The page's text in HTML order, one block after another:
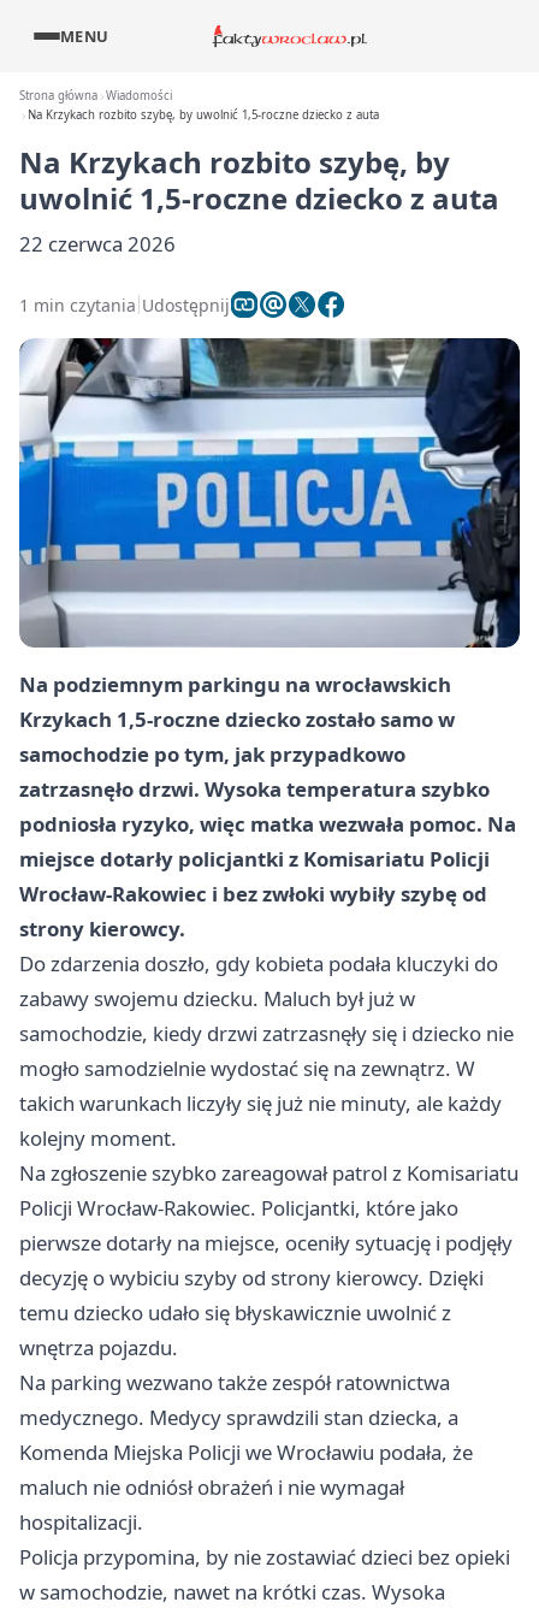
MENU
Strona główna Wiadomości
Na Krzykach rozbito szybę, by uwolnić 1,5-roczne dziecko z auta
Na Krzykach rozbito szybę, by
uwolnić 1,5-roczne dziecko z auta
22 czerwca 2026
1 min czytania Udostępnij
Na podziemnym parkingu na wrocławskich
Krzykach 1,5-roczne dziecko zostało samo w
samochodzie po tym, jak przypadkowo
zatrzasnęło drzwi. Wysoka temperatura szybko
podniosła ryzyko, więc matka wezwała pomoc. Na
miejsce dotarły policjantki z Komisariatu Policji
Wrocław-Rakowiec i bez zwłoki wybiły szybę od
strony kierowcy.
Do zdarzenia doszło, gdy kobieta podała kluczyki do
zabawy swojemu dziecku. Maluch był już w
samochodzie, kiedy drzwi zatrzasnęły się i dziecko nie
mogło samodzielnie wydostać się na zewnątrz. W
takich warunkach liczyły się już nie minuty, ale każdy
kolejny moment.
Na zgłoszenie szybko zareagował patrol z Komisariatu
Policji Wrocław-Rakowiec. Policjantki, które jako
pierwsze dotarły na miejsce, oceniły sytuację i podjęły
decyzję o wybiciu szyby od strony kierowcy. Dzięki
temu dziecko udało się błyskawicznie uwolnić z
wnętrza pojazdu.
Na parking wezwano także zespół ratownictwa
medycznego. Medycy sprawdzili stan dziecka, a
Komenda Miejska Policji we Wrocławiu podała, że
maluch nie odniósł obrażeń i nie wymagał
hospitalizacji.
Policja przypomina, by nie zostawiać dzieci bez opieki
w samochodzie, nawet na krótki czas. Wysoka